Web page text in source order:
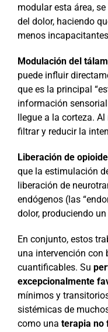
modular esta área,
del dolor, haciendo
menos
Modulación del
puede influir
que es la principal
información
llegue a la corteza.
filtrar y reducir la
Liberación de
que la estimulación
liberación de
endógenos (las
dolor, produciendo
En conjunto, estos
una intervención con
cuantificables. Su
excepcionalmente
mínimos y
sistémicas de
como una terapia no